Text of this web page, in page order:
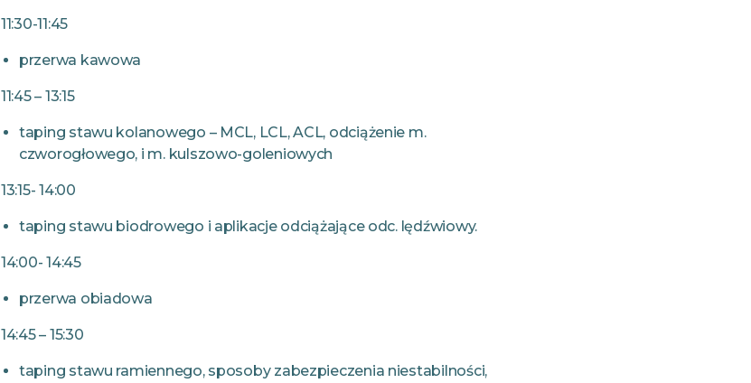
11:30-11:45
przerwa kawowa
11:45 – 13:15
taping stawu kolanowego – MCL, LCL, ACL, odciążenie m.
czworogłowego, i m. kulszowo-goleniowych
13:15- 14:00
taping stawu biodrowego i aplikacje odciążające odc. lędźwiowy.
14:00- 14:45
przerwa obiadowa
14:45 – 15:30
taping stawu ramiennego, sposoby zabezpieczenia niestabilności,